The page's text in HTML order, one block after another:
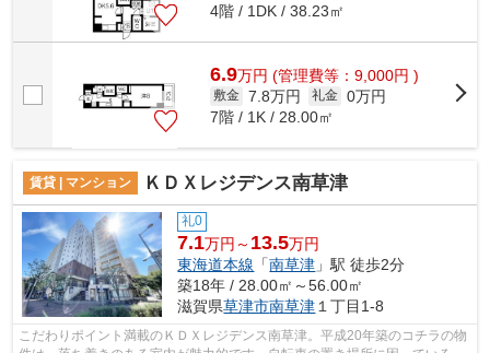
4階 / 1DK / 38.23㎡
6.9万円 (管理費等：9,000円 )
敷金 7.8万円 礼金 0万円
7階 / 1K / 28.00㎡
賃貸 | マンション ＫＤＸレジデンス南草津
礼0
7.1万円～ 13.5万円
東海道本線 「南草津 」駅 徒歩2分
築18年 / 28.00㎡～56.00㎡
滋賀県草津市南草津１丁目1-8
こだわりポイント満載のＫＤＸレジデンス南草津。平成20年築のコチラの物